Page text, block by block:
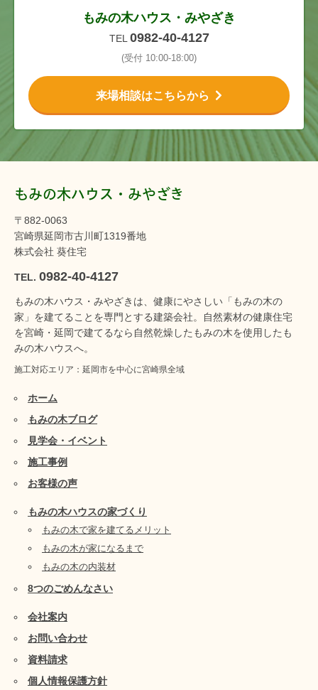
もみの木ハウス・みやざき
TEL0982-40-4127
(受付 10:00-18:00)
来場相談はこちらから
もみの木ハウス・みやざき
〒882-0063
宮崎県延岡市古川町1319番地
株式会社 葵住宅
TEL. 0982-40-4127
もみの木ハウス・みやざきは、健康にやさしい「もみの木の
家」を建てることを専門とする建築会社。自然素材の健康住宅
を宮崎・延岡で建てるなら自然乾燥したもみの木を使用したも
みの木ハウスへ。
施工対応エリア：延岡市を中心に宮崎県全域
ホーム
もみの木ブログ
見学会・イベント
施工事例
お客様の声
もみの木ハウスの家づくり
もみの木で家を建てるメリット
もみの木が家になるまで
もみの木の内装材
8つのごめんなさい
会社案内
お問い合わせ
資料請求
個人情報保護方針